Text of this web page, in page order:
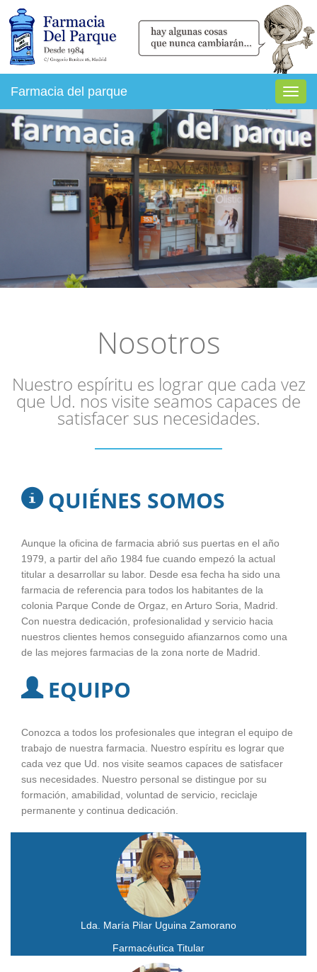
Farmacia del parque
Nosotros
Nuestro espíritu es lograr que cada vez
que Ud. nos visite seamos capaces de
satisfacer sus necesidades.
QUIÉNES SOMOS
Aunque la oficina de farmacia abrió sus puertas en el año
1979, a partir del año 1984 fue cuando empezó la actual
titular a desarrollar su labor. Desde esa fecha ha sido una
farmacia de referencia para todos los habitantes de la
colonia Parque Conde de Orgaz, en Arturo Soria, Madrid.
Con nuestra dedicación, profesionalidad y servicio hacia
nuestros clientes hemos conseguido afianzarnos como una
de las mejores farmacias de la zona norte de Madrid.
EQUIPO
Conozca a todos los profesionales que integran el equipo de
trabajo de nuestra farmacia. Nuestro espíritu es lograr que
cada vez que Ud. nos visite seamos capaces de satisfacer
sus necesidades. Nuestro personal se distingue por su
formación, amabilidad, voluntad de servicio, reciclaje
permanente y continua dedicación.
Lda. María Pilar Uguina Zamorano
Farmacéutica Titular